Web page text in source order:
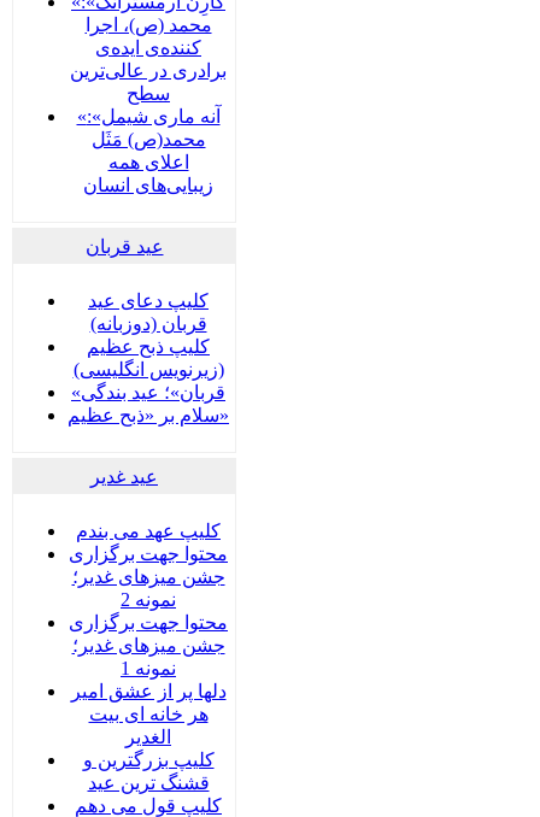
محمد (ص)، اجرا
کننده‌ی ایده‌ی
برادری در عالی‌ترین
سطح
«آنه ماری شیمل»:
محمد(ص) مَثَل
اعلای همه
زیبایی‌های انسان
عید قربان
کلیپ دعای عید
قربان (دوزبانه)
کلیپ ذبح عظیم
(زیرنویس انگلیسی)
«قربان»؛ عید بندگی
سلام بر «ذبح عظیم»
عید غدير
کلیپ عهد می بندم
محتوا جهت برگزاری
جشن میزهای غدیر؛
نمونه 2
محتوا جهت برگزاری
جشن میزهای غدیر؛
نمونه 1
دلها پر از عشق امیر
هر خانه ای بیت
الغدیر
کلیپ بزرگترین و
قشنگ ترین عید
کلیپ قول می دهم